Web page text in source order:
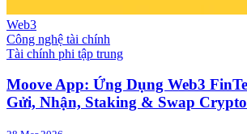
Web3
Công nghệ tài chính
Tài chính phi tập trung
Moove App: Ứng Dụng Web3
Gửi, Nhận, Staking & Swap Crypto